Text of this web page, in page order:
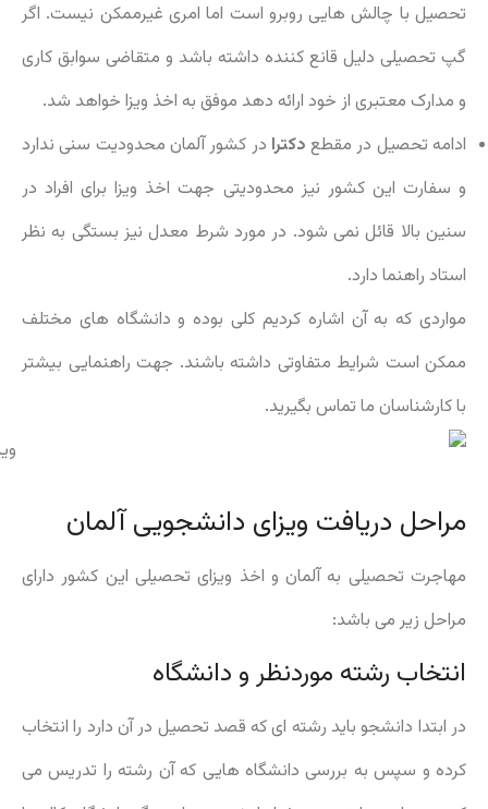
تحصیل با چالش هایی روبرو است اما امری غیرممکن نیست. اگر
گپ تحصیلی دلیل قانع کننده داشته باشد و متقاضی سوابق کاری
و مدارک معتبری از خود ارائه دهد موفق به اخذ ویزا خواهد شد.
ادامه تحصیل در مقطع دکترا در کشور آلمان محدودیت سنی ندارد
و سفارت این کشور نیز محدودیتی جهت اخذ ویزا برای افراد در
سنین بالا قائل نمی شود. در مورد شرط معدل نیز بستگی به نظر
استاد راهنما دارد.
مواردی که به آن اشاره کردیم کلی بوده و دانشگاه های مختلف
ممکن است شرایط متفاوتی داشته باشند. جهت راهنمایی بیشتر
با کارشناسان ما تماس بگیرید.
مراحل دریافت ویزای دانشجویی آلمان
مهاجرت تحصیلی به آلمان و اخذ ویزای تحصیلی این کشور دارای
مراحل زیر می باشد:
انتخاب رشته موردنظر و دانشگاه
در ابتدا دانشجو باید رشته ای که قصد تحصیل در آن دارد را انتخاب
کرده و سپس به بررسی دانشگاه هایی که آن رشته را تدریس می